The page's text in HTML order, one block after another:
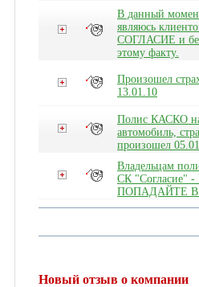
В данный
являюсь
СОГЛАСИЕ и
этому факту.
Произошел
13.01.10
Полис КАСКО
автомобиль,
произошел
Владельцам
СК "Согласие"
ПОПАДАЙТЕ
Новый отзыв о компании